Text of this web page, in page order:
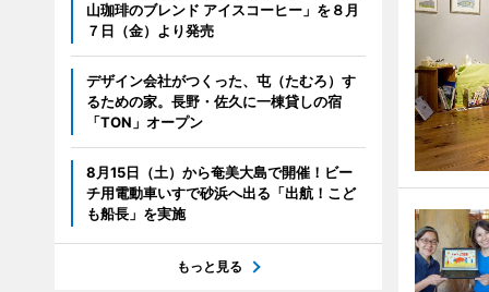
山珈琲のブレンド アイスコーヒー」を８月
７日（金）より発売
デザイン会社がつくった、屯（たむろ）す
るための家。長野・佐久に一棟貸しの宿
「TON」オープン
8月15日（土）から奄美大島で開催！ビー
チ用電動車いすで砂浜へ出る「出航！こど
も船長」を実施
もっと見る